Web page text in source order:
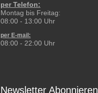
per Telefon:
Montag bis Freitag:
08:00 - 13:00 Uhr
per E-mail:
08:00 - 22:00 Uhr
Newsletter Abonnieren